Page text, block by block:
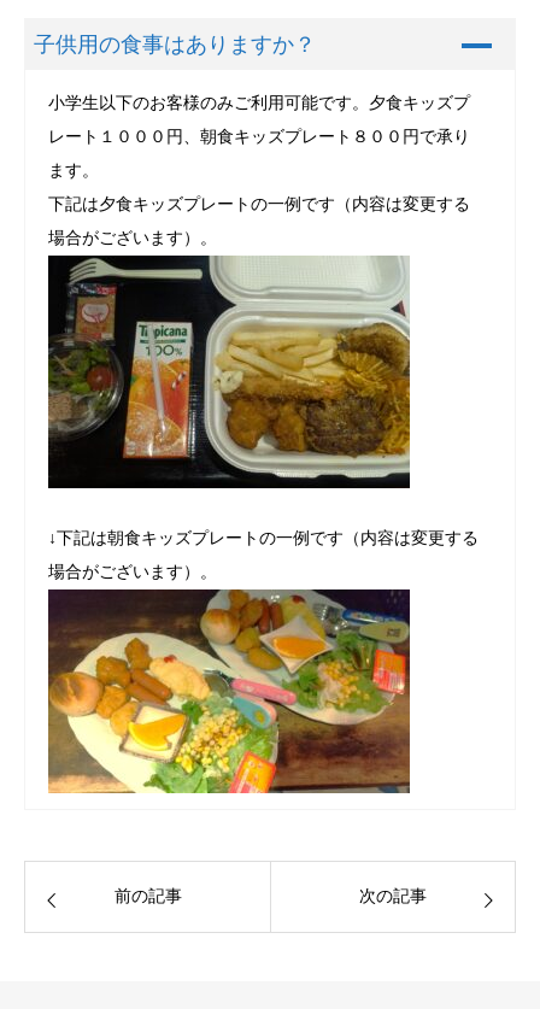
A
子供用の食事はありますか？
小学生以下のお客様のみご利用可能です。夕食キッズプ
レート１０００円、朝食キッズプレート８００円で承り
ます。
下記は夕食キッズプレートの一例です（内容は変更する
場合がございます）。
↓下記は朝食キッズプレートの一例です（内容は変更する
場合がございます）。
前の記事 次の記事